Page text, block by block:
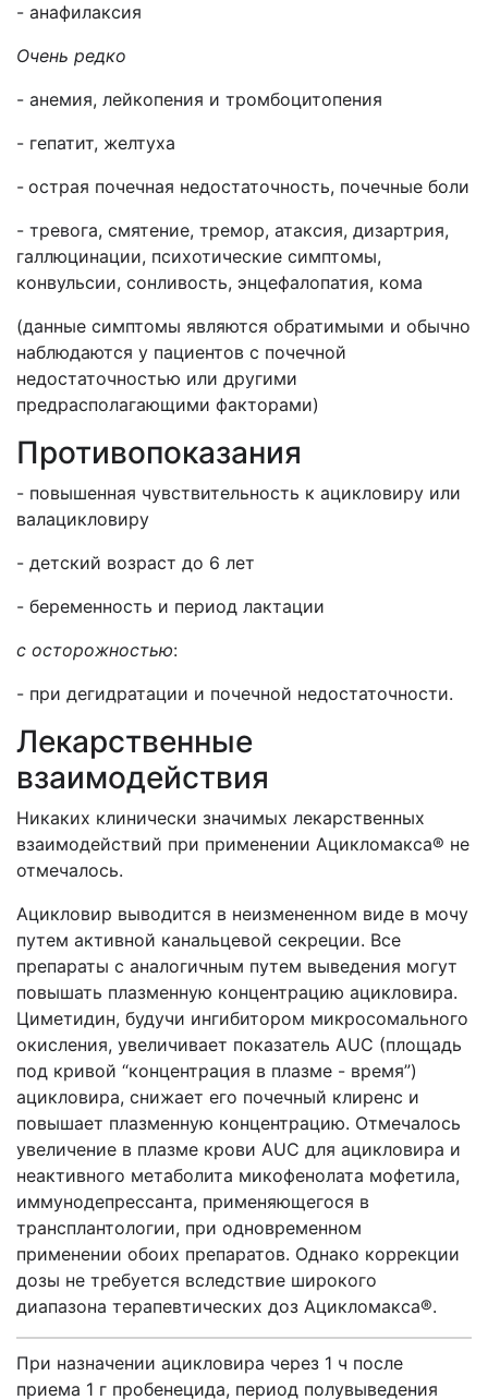
- анафилаксия
Очень редко
- анемия, лейкопения и тромбоцитопения
- гепатит, желтуха
- острая почечная недостаточность, почечные боли
- тревога, смятение, тремор, атаксия, дизартрия,
галлюцинации, психотические симптомы,
конвульсии, сонливость, энцефалопатия, кома
(данные симптомы являются обратимыми и обычно
наблюдаются у пациентов с почечной
недостаточностью или другими
предрасполагающими факторами)
Противопоказания
- повышенная чувствительность к ацикловиру или
валацикловиру
- детский возраст до 6 лет
- беременность и период лактации
с осторожностью:
- при дегидратации и почечной недостаточности.
Лекарственные
взаимодействия
Никаких клинически значимых лекарственных
взаимодействий при применении Ацикломакса® не
отмечалось.
Ацикловир выводится в неизмененном виде в мочу
путем активной канальцевой секреции. Все
препараты с аналогичным путем выведения могут
повышать плазменную концентрацию ацикловира.
Циметидин, будучи ингибитором микросомального
окисления, увеличивает показатель AUC (площадь
под кривой “концентрация в плазме - время”)
ацикловира, снижает его почечный клиренс и
повышает плазменную концентрацию. Отмечалось
увеличение в плазме крови AUC для ацикловира и
неактивного метаболита микофенолата мофетила,
иммунодепрессанта, применяющегося в
трансплантологии, при одновременном
применении обоих препаратов. Однако коррекции
дозы не требуется вследствие широкого
диапазона терапевтических доз Ацикломакса®.
При назначении ацикловира через 1 ч после
приема 1 г пробенецида, период полувыведения